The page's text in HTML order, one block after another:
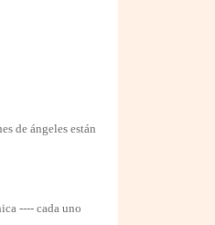
de ángeles están
---- cada uno